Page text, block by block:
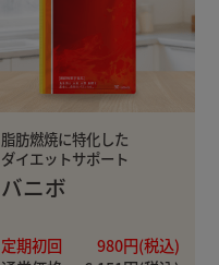
脂肪燃焼に特化した
ダイエットサポート
バニボ
定期初回
980円(税込)